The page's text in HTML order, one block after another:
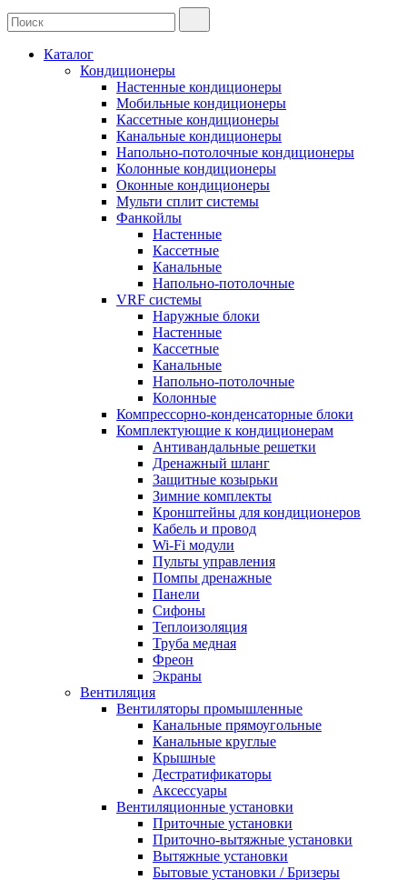
Каталог
Кондиционеры
Настенные кондиционеры
Мобильные кондиционеры
Кассетные кондиционеры
Канальные кондиционеры
Напольно-потолочные кондиционеры
Колонные кондиционеры
Оконные кондиционеры
Мульти сплит системы
Фанкойлы
Настенные
Кассетные
Канальные
Напольно-потолочные
VRF системы
Наружные блоки
Настенные
Кассетные
Канальные
Напольно-потолочные
Колонные
Компрессорно-конденсаторные блоки
Комплектующие к кондиционерам
Антивандальные решетки
Дренажный шланг
Защитные козырьки
Зимние комплекты
Кронштейны для кондиционеров
Кабель и провод
Wi-Fi модули
Пульты управления
Помпы дренажные
Панели
Сифоны
Теплоизоляция
Труба медная
Фреон
Экраны
Вентиляция
Вентиляторы промышленные
Канальные прямоугольные
Канальные круглые
Крышные
Дестратификаторы
Аксессуары
Вентиляционные установки
Приточные установки
Приточно-вытяжные установки
Вытяжные установки
Бытовые установки / Бризеры